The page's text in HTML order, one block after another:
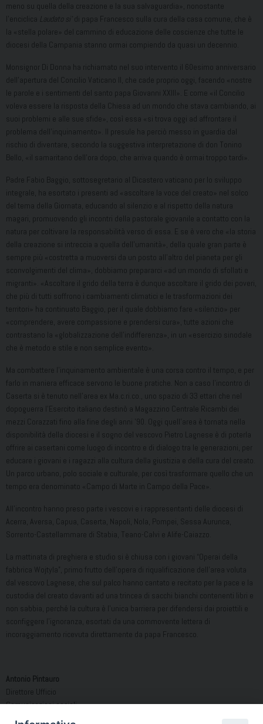
meno su quella della creazione e la sua salvaguardia», nonostante
l’enciclica Laudato si’ di papa Francesco sulla cura della casa comune, che è
la «stella polare» del cammino di educazione delle coscienze che tutte le
diocesi della Campania stanno ormai compiendo da quasi un decennio.
Monsignor Di Donna ha richiamato nel suo intervento il 60esimo anniversario
dell’apertura del Concilio Vaticano II, che cade proprio oggi, facendo «nostre
le parole e i sentimenti del santo papa Giovanni XXIII». E come «il Concilio
voleva essere la risposta della Chiesa ad un mondo che stava cambiando, ai
suoi problemi e alle sue sfide», così essa «si trova oggi ad affrontare il
problema dell’inquinamento». Il presule ha perciò messo in guardia dal
rischio di diventare, secondo la suggestiva interpretazione di don Tonino
Bello, «il samaritano dell’ora dopo, che arriva quando è ormai troppo tardi».
Padre Fabio Baggio, sottosegretario al Dicastero vaticano per lo sviluppo
integrale, ha esortato i presenti ad «ascoltare la voce del creato» nel solco
del tema della Giornata, educando al silenzio e al rispetto della natura
magari, promuovendo gli incontri della pastorale giovanile a contatto con la
natura per coltivare la responsabilità verso di essa. E se è vero che «la storia
della creazione si intreccia a quella dell’umanità», della quale gran parte è
sempre più «costretta a muoversi da un posto all’altro del pianeta per gli
sconvolgimenti del clima», dobbiamo prepararci «ad un mondo di sfollati e
migranti». «Ascoltare il grido della terra è dunque ascoltare il grido dei poveri,
che più di tutti soffrono i cambiamenti climatici e le trasformazioni dei
territori» ha continuato Baggio, per il quale dobbiamo fare «silenzio» per
«comprendere, avere compassione e prendersi cura», tutte azioni che
contrastano la «globalizzazione dell’indifferenza», in un «esercizio sinodale
che è metodo e stile e non semplice evento».
Ma combattere l’inquinamento ambientale è una corsa contro il tempo, e per
farlo in maniera efficace servono le buone pratiche. Non a caso l’incontro di
Caserta si è tenuto nell’area ex Ma.c.ri.co., uno spazio di 33 ettari che nel
dopoguerra l’Esercito italiano destinò a Magazzino Centrale Ricambi dei
mezzi Corazzati fino alla fine degli anni ’90. Oggi quell’area è tornata nella
disponibilità della diocesi e il sogno del vescovo Pietro Lagnese è di poterla
offrire ai casertani come luogo di incontro e di dialogo tra le generazioni, per
educare i giovani e i ragazzi alla cultura della giustizia e della cura del creato.
Un parco urbano, polo sociale e culturale, per così trasformare quello che un
tempo era denominato «Campo di Marte in Campo della Pace».
All’incontro hanno preso parte i vescovi e i rappresentanti delle diocesi di
Acerra, Aversa, Capua, Caserta, Napoli, Nola, Pompei, Sessa Aurunca,
Sorrento-Castellammare di Stabia, Teano-Calvi e Alife-Caiazzo.
La mattinata di preghiera e studio si è chiusa con i giovani “Operai della
fabbrica Wojtyla”, primo frutto dell’opera di riqualificazione dell’area voluta
dal vescovo Lagnese, che sul palco hanno cantato e recitato per la pace e la
custodia del creato davanti ad una trincea di sacchi bianchi contenenti libri e
non sabbia, perché la cultura è l’unica barriera per difendersi dai proiettili e
sconfiggere l’ignoranza, esortati da una commovente lettera di
incoraggiamento ricevuta direttamente da papa Francesco.
Antonio Pintauro
Direttore Ufficio
Comunicazioni sociali